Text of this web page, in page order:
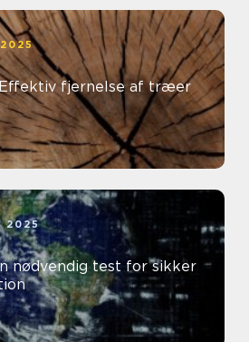
fjernelse af træer
2025
nødvendig test for sikker